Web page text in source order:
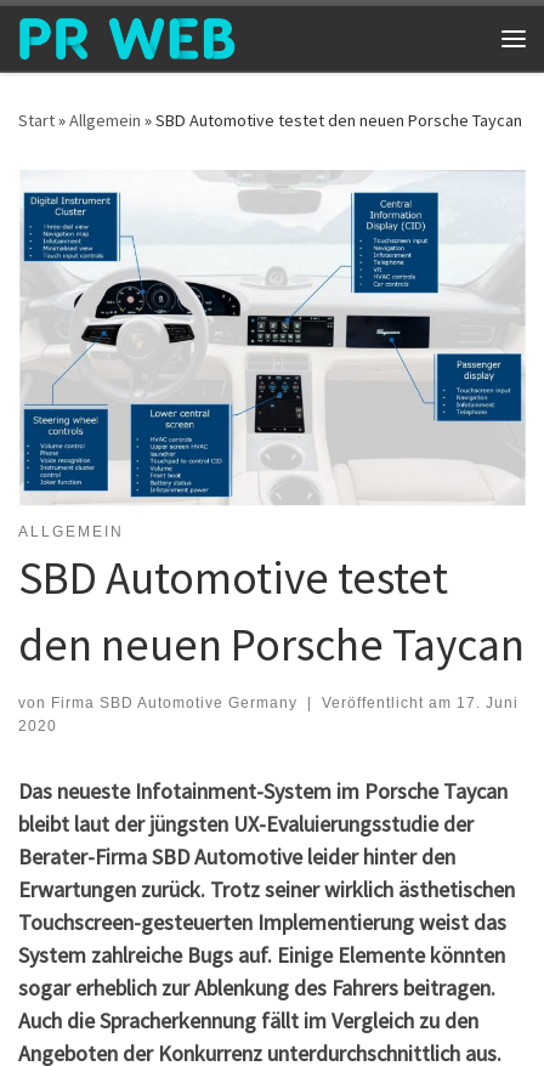
Zum Inhalt springen
Start»Allgemein »SBD Automotive testet den neuen Porsche Taycan
ALLGEMEIN
SBD Automotive testet
den neuen Porsche Taycan
von Firma SBD Automotive Germany | Veröffentlicht am 17. Juni
2020
Das neueste Infotainment-System im Porsche Taycan
bleibt laut der jüngsten UX-Evaluierungsstudie der
Berater-Firma SBD Automotive leider hinter den
Erwartungen zurück. Trotz seiner wirklich ästhetischen
Touchscreen-gesteuerten Implementierung weist das
System zahlreiche Bugs auf. Einige Elemente könnten
sogar erheblich zur Ablenkung des Fahrers beitragen.
Auch die Spracherkennung fällt im Vergleich zu den
Angeboten der Konkurrenz unterdurchschnittlich aus.